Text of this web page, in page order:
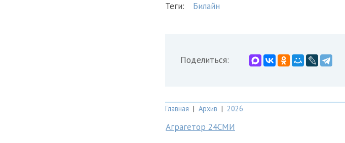
Теги: Билайн
Поделиться:
Главная | Архив | 2026
Аграгетор 24СМИ